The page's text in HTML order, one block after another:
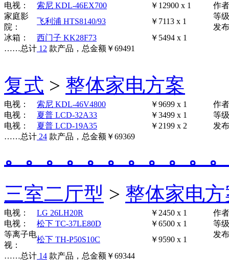
电视： 索尼 KDL-46EX700
￥12900 x 1
家庭影
院：
飞利浦 HTS8140/93
￥7113 x 1
冰箱：
西门子 KK28F73
￥5494 x 1
……总计 12 款产品，总金额 ￥69491
作
等
发
复式 > 整体家电方案
电视： 索尼 KDL-46V4800
￥9699 x 1
电视：
夏普 LCD-32A33
￥3499 x 1
电视：
夏普 LCD-19A35
￥2199 x 2
……总计 24 款产品，总金额 ￥69369
作
等
发
。。。。。。。。。。
三室二厅型 > 整体家电
电视： LG 26LH20R
￥2450 x 1
电视：
松下 TC-37LE80D
￥6500 x 1
等离子电
视：
松下 TH-P50S10C
￥9590 x 1
……总计 14 款产品，总金额 ￥69344
作
等
发